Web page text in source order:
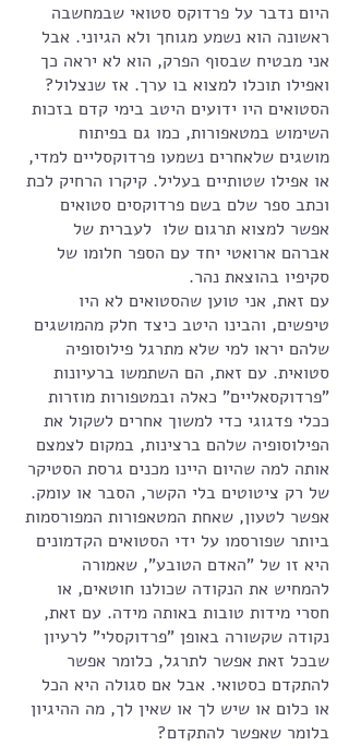
היום נדבר על פרדוקס סטואי שבמחשבה
ראשונה הוא נשמע מגוחך ולא הגיוני. אבל
אני מבטיח שבסוף הפרק, הוא לא יראה כך
ואפילו תוכלו למצוא בו ערך. אז שנצלול?
הסטואים היו ידועים היטב בימי קדם בזכות
השימוש במטאפורות, כמו גם בפיתוח
מושגים שלאחרים נשמעו פרדוקסליים למדי,
או אפילו שטותיים בעליל. קיקרו הרחיק לכת
וכתב ספר שלם בשם פרדוקסים סטואים
אפשר למצוא תרגום שלו  לעברית של
אברהם ארואטי יחד עם הספר חלומו של
סקיפיו בהוצאת נהר.
עם זאת, אני טוען שהסטואים לא היו
טיפשים, והבינו היטב כיצד חלק מהמושגים
שלהם יראו למי שלא מתרגל פילוסופיה
סטואית. עם זאת, הם השתמשו ברעיונות
"פרדוקסאליים" כאלה ובמטפורות מוזרות
ככלי פדגוגי כדי למשוך אחרים לשקול את
הפילוסופיה שלהם ברצינות, במקום לצמצם
אותה למה שהיום היינו מכנים גרסת הסטיקר
של רק ציטוטים בלי הקשר, הסבר או עומק.
אפשר לטעון, שאחת המטאפורות המפורסמות
ביותר שפורסמו על ידי הסטואים הקדמונים
היא זו של "האדם הטובע", שאמורה
להמחיש את הנקודה שכולנו חוטאים, או
חסרי מידות טובות באותה מידה. עם זאת,
נקודה שקשורה באופן "פרדוקסלי" לרעיון
שבכל זאת אפשר לתרגל, כלומר אפשר
להתקדם כסטואי. אבל אם סגולה היא הכל
או כלום או שיש לך או שאין לך, מה ההיגיון
בלומר שאפשר להתקדם?